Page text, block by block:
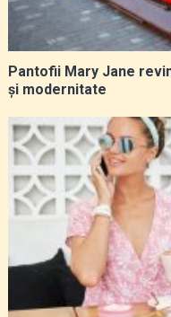
Pantofii Mary Jane
și modernitate